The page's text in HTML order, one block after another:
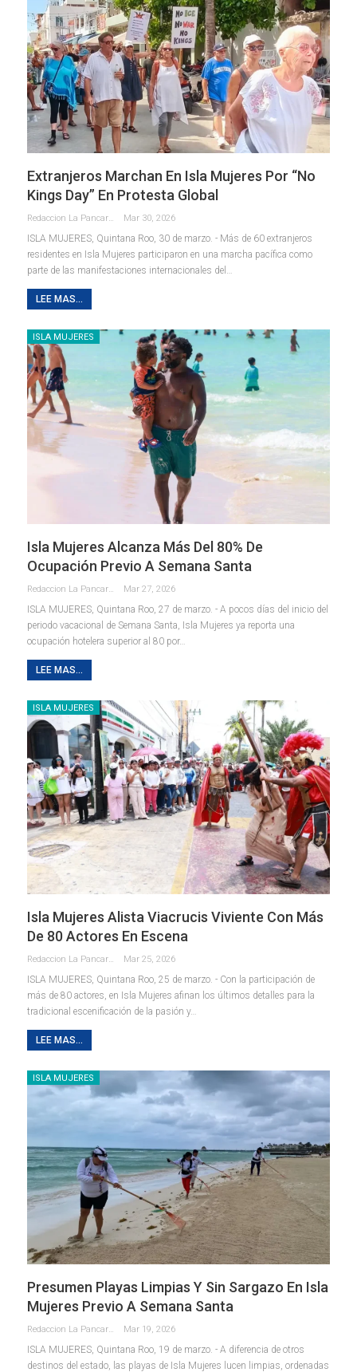
Extranjeros Marchan En Isla Mujeres Por “No
Kings Day” En Protesta Global
Redaccion La Pancarta De Quintana Roo Mar 30, 2026
ISLA MUJERES, Quintana Roo, 30 de marzo. - Más de 60 extranjeros
residentes en Isla Mujeres participaron en una marcha pacífica como
parte de las manifestaciones internacionales del …
LEE MAS...
ISLA MUJERES
Isla Mujeres Alcanza Más Del 80% De
Ocupación Previo A Semana Santa
Mar 27, 2026
ISLA MUJERES, Quintana Roo, 27 de marzo. - A pocos días del inicio del
periodo vacacional de Semana Santa, Isla Mujeres ya reporta una
ocupación hotelera superior al 80 por…
LEE MAS...
ISLA MUJERES
Isla Mujeres Alista Viacrucis Viviente Con Más
De 80 Actores En Escena
Redaccion La Pancarta De Quintana Roo Mar 25, 2026
ISLA MUJERES, Quintana Roo, 25 de marzo. - Con la participación de
más de 80 actores, en Isla Mujeres afinan los últimos detalles para la
tradicional escenificación de la pasión y…
LEE MAS...
ISLA MUJERES
Presumen Playas Limpias Y Sin Sargazo En Isla
Mujeres Previo A Semana Santa
Redaccion La Pancarta De Quintana Roo Mar 19, 2026
ISLA MUJERES, Quintana Roo, 19 de marzo. - A diferencia de otros
destinos del estado, las playas de Isla Mujeres lucen limpias, ordenadas